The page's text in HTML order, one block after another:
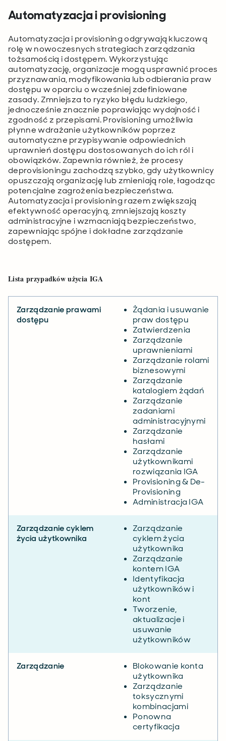
Automatyzacja i provisioning
Automatyzacja i provisioning odgrywają kluczową
rolę w nowoczesnych strategiach zarządzania
tożsamością i dostępem. Wykorzystując
automatyzację, organizacje mogą usprawnić proces
przyznawania, modyfikowania lub odbierania praw
dostępu w oparciu o wcześniej zdefiniowane
zasady. Zmniejsza to ryzyko błędu ludzkiego,
jednocześnie znacznie poprawiając wydajność i
zgodność z przepisami. Provisioning umożliwia
płynne wdrażanie użytkowników poprzez
automatyczne przypisywanie odpowiednich
uprawnień dostępu dostosowanych do ich ról i
obowiązków. Zapewnia również, że procesy
deprovisioningu zachodzą szybko, gdy użytkownicy
opuszczają organizację lub zmieniają role, łagodząc
potencjalne zagrożenia bezpieczeństwa.
Automatyzacja i provisioning razem zwiększają
efektywność operacyjną, zmniejszają koszty
administracyjne i wzmacniają bezpieczeństwo,
zapewniając spójne i dokładne zarządzanie
dostępem.
Lista przypadków użycia IGA
Zarządzanie prawami
dostępu
Żądania i usuwanie
praw dostępu
Zatwierdzenia
Zarządzanie
uprawnieniami
Zarządzanie rolami
biznesowymi
Zarządzanie
katalogiem żądań
Zarządzanie
zadaniami
administracyjnymi
Zarządzanie
hasłami
Zarządzanie
użytkownikami
rozwiązania IGA
Provisioning & De-
Provisioning
Administracja IGA
Zarządzanie cyklem
życia użytkownika
Zarządzanie
cyklem życia
użytkownika
Zarządzanie
kontem IGA
Identyfikacja
użytkowników i
kont
Tworzenie,
aktualizacje i
usuwanie
użytkowników
Zarządzanie
Blokowanie konta
użytkownika
Zarządzanie
toksycznymi
kombinacjami
Ponowna
certyfikacja